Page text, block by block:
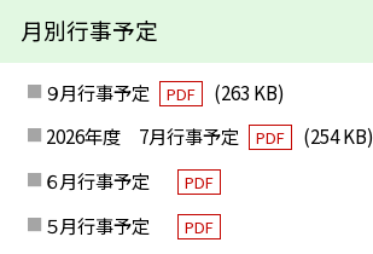
月別行事予定
９月行事予定 PDF
(263 KB)
2026年度 7月行事予定
PDF
(254 KB)
６月行事予定
PDF
５月行事予定 PDF